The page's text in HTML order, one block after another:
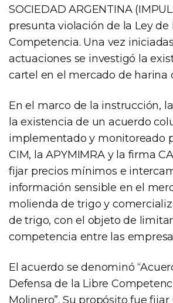
SOCIEDAD ARGENTINA
presunta violación de la Ley de
Competencia. Una vez
actuaciones se investigó la
cartel en el mercado de harina
En el marco de la instrucción,
la existencia de un acuerdo
implementado y monitoreado
CIM, la APYMIMRA y la firma
fijar precios mínimos e
información sensible en el
molienda de trigo y
de trigo, con el objeto de
competencia entre las
El acuerdo se denominó
Defensa de la Libre
Molinero”. Su propósito fue